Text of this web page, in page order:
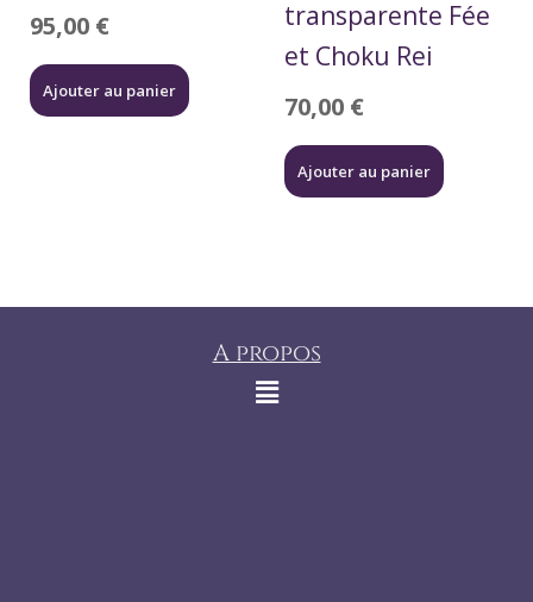
95,00 €
Ajouter au panier
transparente Fée
et Choku Rei
70,00 €
Ajouter au panier
A propos